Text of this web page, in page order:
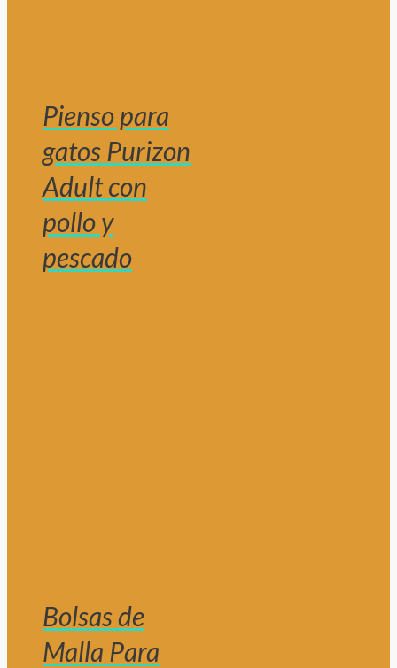
Pienso para
gatos Purizon
Adult con
pollo y
pescado
Bolsas de
Malla Para